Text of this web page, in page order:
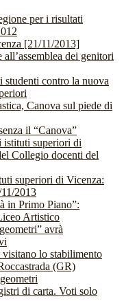
per i risultati
[21/11/2013]
dei genitori
studenti contro la nuova
Canova sul piede di
il “Canova”
istituti superiori di
Collegio docenti del
superiori di Vicenza:
2013
in Primo Piano”:
Artistico
avrà
lo stabilimento
(GR)
di carta. Voti solo